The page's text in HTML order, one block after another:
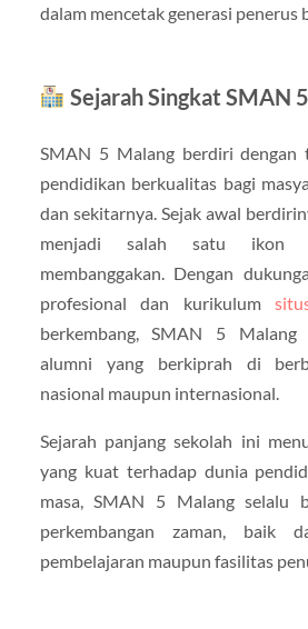
dalam mencetak generasi penerus
Sejarah Singkat SMAN
SMAN 5 Malang berdiri dengan
pendidikan berkualitas bagi
dan sekitarnya. Sejak awal
menjadi salah satu ikon
membanggakan. Dengan
profesional dan kurikulum
berkembang, SMAN 5 Malang
alumni yang berkiprah di
nasional maupun internasional.
Sejarah panjang sekolah ini
yang kuat terhadap dunia
masa, SMAN 5 Malang selalu
perkembangan zaman, baik
pembelajaran maupun fasilitas